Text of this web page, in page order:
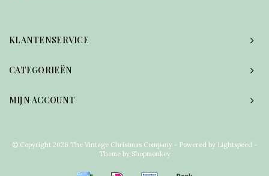
KLANTENSERVICE
CATEGORIEËN
MIJN ACCOUNT
© Copyright 2026 The Vintage Christmas Company - Powered by Lightspeed -
Theme by Shopmonkey